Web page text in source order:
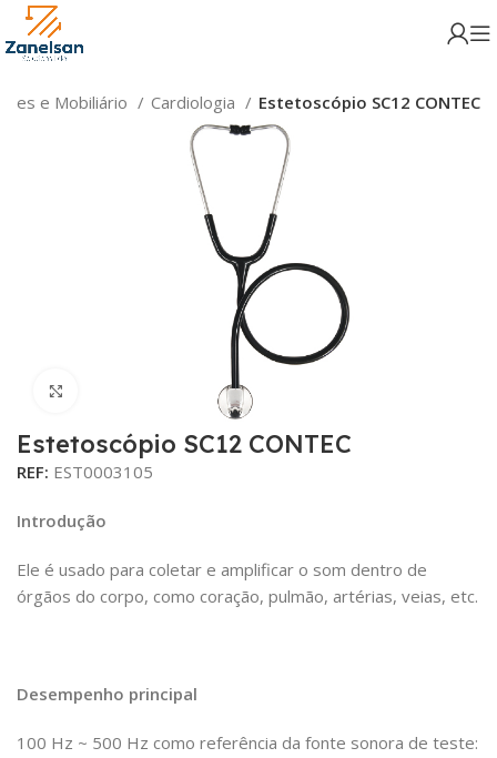
e Mobiliário Cardiologia Estetoscópio SC12 CONTEC
Click para aumentar
Estetoscópio SC12 CONTEC
REF: EST0003105
Introdução
Ele é usado para coletar e amplificar o som dentro de
órgãos do corpo, como coração, pulmão, artérias, veias, etc.
Desempenho principal
100 Hz ~ 500 Hz como referência da fonte sonora de teste: